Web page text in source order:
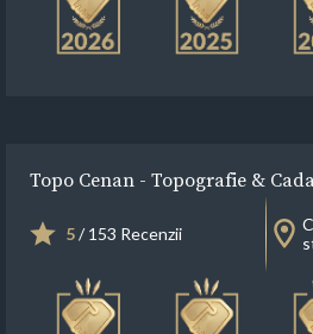
Topo Cenan - Topografie &
5/ 153 Recenzii